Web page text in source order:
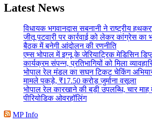
Latest News
विधायक भगवानदास सबनानी ने राष्ट्रीय
जीतू पटवारी पर कार्रवाई को लेकर कांग्रेस का
बैठक में बनेगी आंदोलन की रणनीति
एम्स भोपाल में इग्नू के जेरियाट्रिक मेडिसिन
कार्यक्रम संपन्न, प्रतिभागियों को मिला
भोपाल रेल मंडल का सघन टिकट चेकिंग
मामले पकड़े, ₹17.50 करोड़ जुर्माना वसूला
भोपाल रेल कारखाने की बड़ी उपलब्धि, चार माह
पीरियोडिक ओवरहॉलिंग
MP Info